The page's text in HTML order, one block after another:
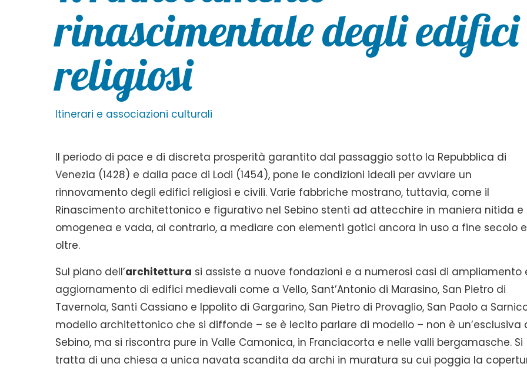
rinascimentale degli edifici
religiosi
Itinerari e associazioni culturali
Il periodo di pace e di discreta prosperità garantito dal passaggio sotto la Repubblica di
Venezia (1428) e dalla pace di Lodi (1454), pone le condizioni ideali per avviare un
rinnovamento degli edifici religiosi e civili. Varie fabbriche mostrano, tuttavia, come il
Rinascimento architettonico e figurativo nel Sebino stenti ad attecchire in maniera nitida e
omogenea e vada, al contrario, a mediare con elementi gotici ancora in uso a fine secolo e
oltre.
Sul piano dell’architettura si assiste a nuove fondazioni e a numerosi casi di ampliamento
aggiornamento di edifici medievali come a Vello, Sant’Antonio di Marasino, San Pietro di
Tavernola, Santi Cassiano e Ippolito di Gargarino, San Pietro di Provaglio, San Paolo a
modello architettonico che si diffonde – se è lecito parlare di modello – non è un’esclusiva
Sebino, ma si riscontra pure in Valle Camonica, in Franciacorta e nelle valli bergamasche. Si
tratta di una chiesa a unica navata scandita da archi in muratura su cui poggia la